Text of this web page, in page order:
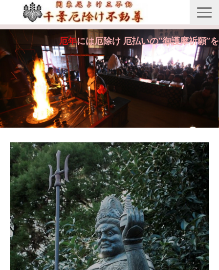
縁起由来
年間行事
御護摩祈願
御守・紙札
安産・七五三祝祷
厄年には厄除け 厄払いの‟御護摩祈願”を